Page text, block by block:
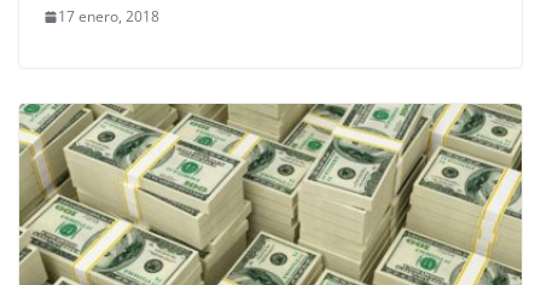
17 enero, 2018